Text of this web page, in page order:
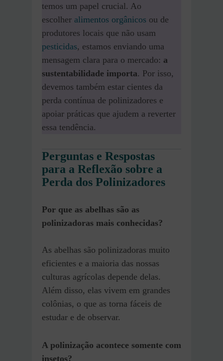
temos um papel crucial. Ao
escolher alimentos orgânicos ou de
produtores locais que não usam
pesticidas, estamos enviando uma
mensagem clara para o mercado: a
sustentabilidade importa. Por isso,
devemos também estar cientes da
perda contínua de polinizadores e
apoiar práticas que ajudem a reverter
essa tendência.
Perguntas e Respostas
para a Reflexão sobre a
Perda dos Polinizadores
Por que as abelhas são as
polinizadoras mais conhecidas?
As abelhas são polinizadoras muito
eficientes e a maioria das nossas
culturas agrícolas depende delas.
Além disso, elas vivem em grandes
colônias, o que as torna fáceis de
estudar e de observar.
A polinização acontece somente com
insetos?